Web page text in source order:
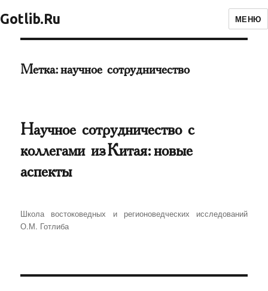
Gotlib.Ru МЕНЮ
Метка:научное сотрудничество
Научное сотрудничество с
коллегами из Китая: новые
аспекты
Автор
Школа востоковедных и регионоведческих исследований
О.М. Готлиба